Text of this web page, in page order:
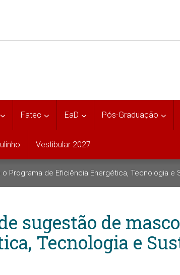
Fatec EaD Pós-Graduação
Vestibular 2027
Programa de Eficiência Energética, Tecnologia e
sugestão de
Tecnologia e